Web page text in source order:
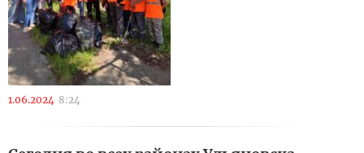
1.06.2024 8:24